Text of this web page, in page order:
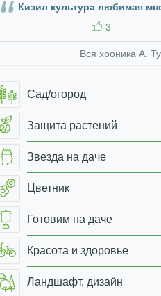
Кизил культура любимая
3
Вся хроника А.
Сад/огород
Защита растений
Звезда на даче
Цветник
Готовим на даче
Красота и здоровье
Ландшафт, дизайн